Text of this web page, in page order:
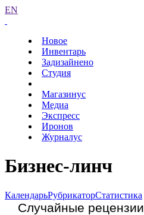
EN
Новое
Инвентарь
Задизайнено
Студия
Магазинус
Медиа
Экспресс
Иронов
Журналус
Бизнес-линч
КалендарьРубрикаторСтатистика
Случайные рецензии